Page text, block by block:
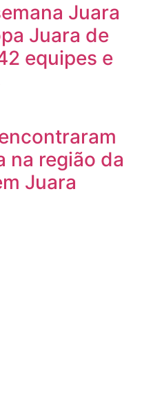
Juara
Juara de
equipes e
na região da
Juara